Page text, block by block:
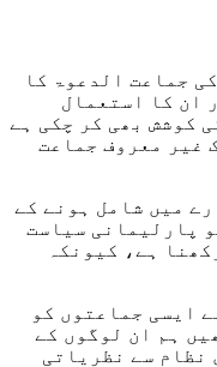
جماعت الدعوۃ کا
ان کا استعمال
کوشش بھی کر چکی ہے
غیر معروف جماعت
میں شامل ہونے کے
پارلیمانی سیاست
ہے، کیونکہ
ایسی جماعتوں کو
ہم ان لوگوں کے
نظام سے نظریاتی